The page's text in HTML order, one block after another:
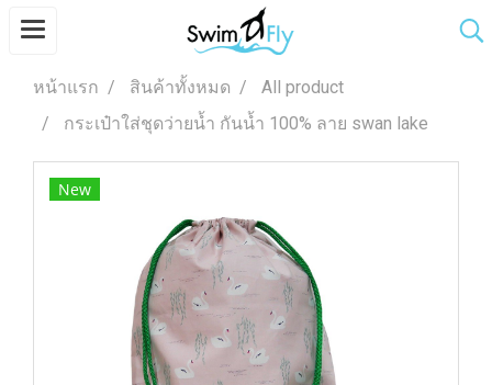
หน้าแรก สินค้าทั้งหมด
All product
กระเป๋าใส่ชุดว่ายน้ำ กันน้ำ 100% ลาย swan lake
New